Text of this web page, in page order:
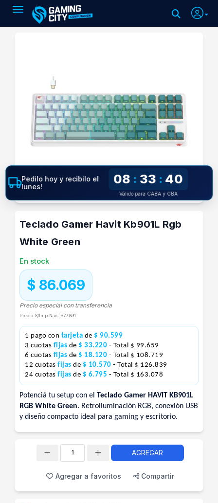
Toggle navigation
Teclado Gamer Havit Kb901L Rgb
White Green
En stock
$ 86.069
Precio especial con transferencia
Precio S/Imp.Nac. $77.891
1 pago con tarjeta de $ 90.599
3 cuotas fijas de $ 33.220 - Total $ 99.659
6 cuotas fijas de $ 18.120 - Total $ 108.719
12 cuotas fijas de $ 10.570 - Total $ 126.839
24 cuotas fijas de $ 6.795 - Total $ 163.078
Potenciá tu setup con el Teclado Gamer HAVIT KB901L
RGB White Green. Retroiluminación RGB, conexión USB
y diseño compacto ideal para gaming y escritorio.
Pedilo hoy y recibilo el
lunes!
08 : 33 : 39
Válido para CABA y GBA
AGREGAR
Agregar a favoritos Compartir